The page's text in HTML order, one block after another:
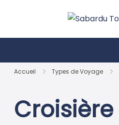
Accueil Types de Voyage
Croisière